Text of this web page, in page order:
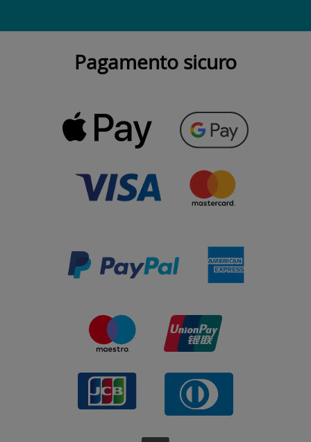
Pagamento sicuro